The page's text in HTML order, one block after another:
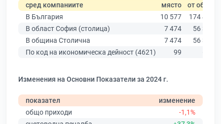
сред компаниите място от общо
В България
10 577
174 403
В област София (столица)
7 474
56 378
В община Столична
7 474
56 378
По код на икономическа дейност (4621)
99
Изменения на Основни Показатели за 2024 г.
показател
изменение
общо приходи
-1,1%